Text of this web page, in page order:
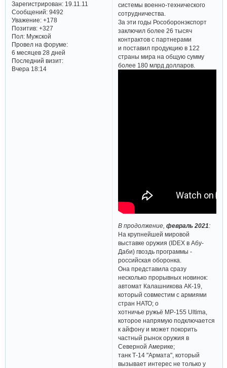
Зарегистрирован: 19.11.11
Сообщений:9492
Уважение: +178
Позитив: +327
Пол:Мужской
Провел на форуме:
6 месяцев 28 дней
Последний визит:
Вчера 18:14
системы военно-технического
сотрудничества.
За эти годы Рособоронэкспорт
заключил более 26 тысяч
контрактов с партнерами
и поставил продукцию в 122
страны мира на общую сумму
более 180 млрд долларов.
В продолжение,февраль 2021:
На крупнейшей мировой
выставке оружия (IDEX в Абу-
Даби) гвоздь программы -
российская оборонка.
Она представила сразу
несколько прорывных новинок:
автомат Калашникова АК-19,
который совместим с армиями
стран НАТО; о
хотничье ружьё MP-155 Ultima,
которое напрямую подключается
к айфону и может покорить
частный рынок оружия в
Северной Америке;
танк Т-14 "Армата", который
вызывает интерес не только у